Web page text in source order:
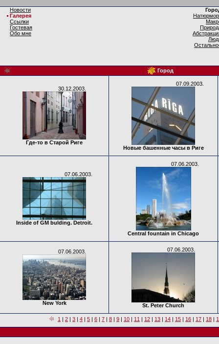
Новости
Галерея
Ссылки
Гостевая
Обо мне
Город
30.12.2003.
Где-то в Старой Риге
07.09.2003.
Новые башенные часы в Риге
07.06.2003.
Inside of GM bulding. Detroit.
07.06.2003.
Central fountain in Chicago
07.06.2003.
New York
07.06.2003.
St. Peter Church
1 | 2 | 3 | 4 | 5 | 6 | 7 | 8 | 9 | 10 | 11 | 12 | 13 | 14 | 15 | 16 | 17 | 18 |